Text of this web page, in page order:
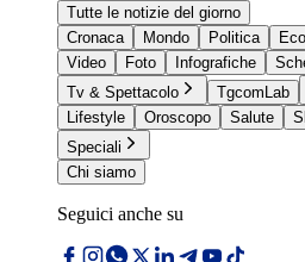
Tutte le notizie del giorno
Cronaca
Mondo Politica
Video
Foto Infografiche
Tv & Spettacolo
TgcomLab
Lifestyle
Oroscopo Salute
Speciali
Chi siamo
Seguici anche su